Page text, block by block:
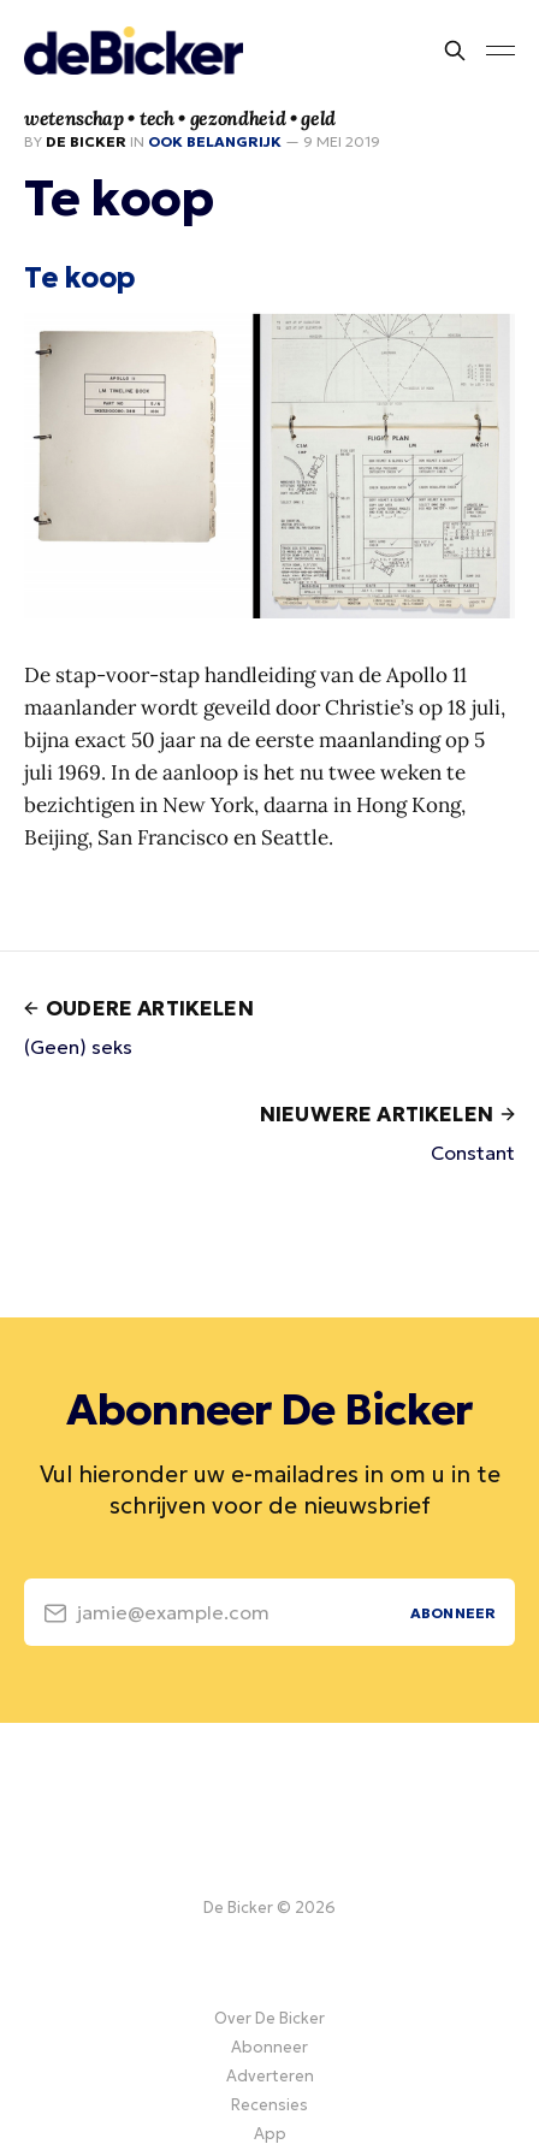
wetenschap • tech • gezondheid • geld
BY DE BICKER IN OOK BELANGRIJK — 9 MEI 2019
Te koop
Te koop
De stap-voor-stap handleiding van de Apollo 11
maanlander wordt geveild door Christie’s op 18 juli,
bijna exact 50 jaar na de eerste maanlanding op 5
juli 1969. In de aanloop is het nu twee weken te
bezichtigen in New York, daarna in Hong Kong,
Beijing, San Francisco en Seattle.
OUDERE ARTIKELEN
(Geen) seks
NIEUWERE ARTIKELEN
Constant
Abonneer De Bicker
Vul hieronder uw e-mailadres in om u in te
schrijven voor de nieuwsbrief
jamie@example.com ABONNEER
De Bicker © 2026
Over De Bicker
Abonneer
Adverteren
Recensies
App